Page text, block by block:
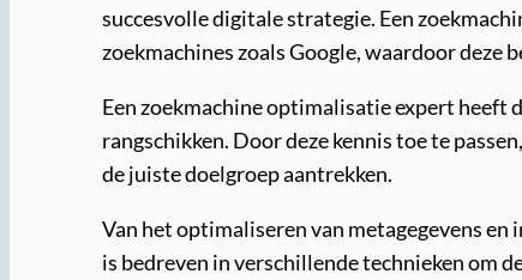
succesvolle digitale strategie. Een
zoekmachines zoals Google, waardoor
Een zoekmachine optimalisatie expert heeft
rangschikken. Door deze kennis toe te
de juiste doelgroep aantrekken.
Van het optimaliseren van metagegevens
is bedreven in verschillende technieken om